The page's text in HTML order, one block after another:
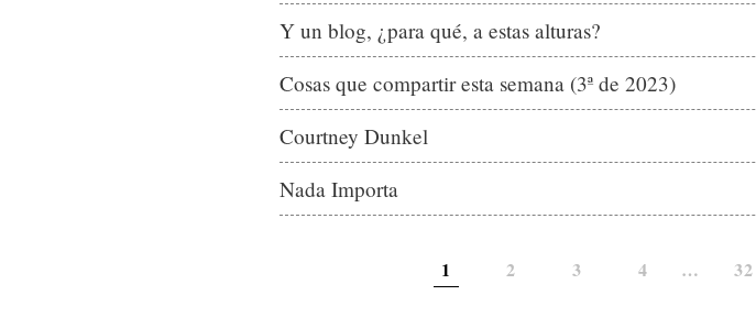
Y un blog, ¿para qué, a estas alturas?
Cosas que compartir esta semana (3ª de 2023)
Courtney Dunkel
Nada Importa
1 2 3 4 … 32